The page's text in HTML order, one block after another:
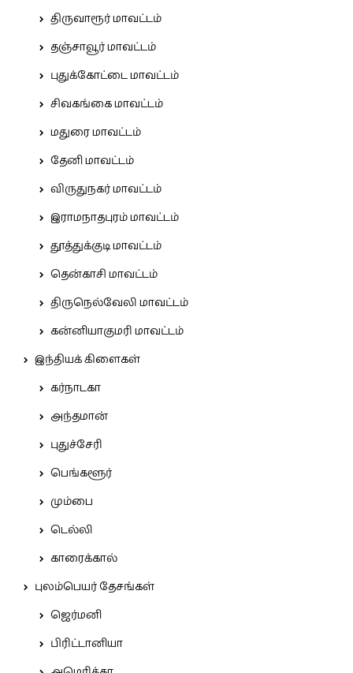
திருவாரூர் மாவட்டம்
தஞ்சாவூர் மாவட்டம்
புதுக்கோட்டை மாவட்டம்
சிவகங்கை மாவட்டம்
மதுரை மாவட்டம்
தேனி மாவட்டம்
விருதுநகர் மாவட்டம்
இராமநாதபுரம் மாவட்டம்
தூத்துக்குடி மாவட்டம்
தென்காசி மாவட்டம்
திருநெல்வேலி மாவட்டம்
கன்னியாகுமரி மாவட்டம்
இந்தியக் கிளைகள்
கர்நாடகா
அந்தமான்
புதுச்சேரி
பெங்களூர்
மும்பை
டெல்லி
காரைக்கால்
புலம்பெயர் தேசங்கள்
ஜெர்மனி
பிரிட்டானியா